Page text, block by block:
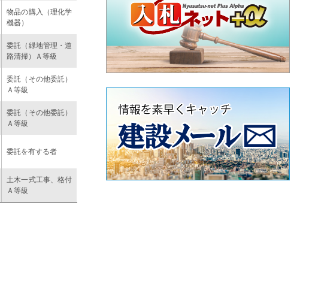
物品の購入（理化学
機器）
委託（緑地管理・道
路清掃）Ａ等級
委託（その他委託）
Ａ等級
委託（その他委託）
Ａ等級
委託を有する者
土木一式工事、格付
Ａ等級